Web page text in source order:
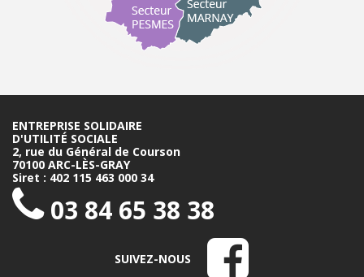
ENTREPRISE SOLIDAIRE
D'UTILITÉ SOCIALE
2, rue du Général de Courson
70100 ARC-LÈS-GRAY
Siret : 402 115 463 000 34
03 84 65 38 38
SUIVEZ-NOUS